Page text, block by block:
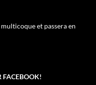
et passera en
FACEBOOK!